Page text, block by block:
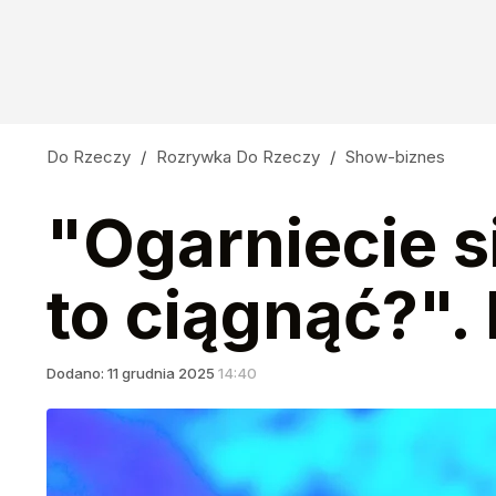
Znany dziennikarz wrócił do TVP. Wcześniej
dodaj
Cejrowski: Wreszcie widać, jak Fauci
Do Rzeczy / Rozrywka Do Rzeczy / Show-biznes
"Ogarniecie
to ciągnąć?".
Dodano: 11 grudnia 2025 14:40